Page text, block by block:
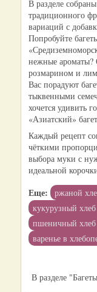
В разделе
традиционного
вариаций с
Попробуйте
нежные ароматы?
розмарином и
Вас порадуют
тыквенными
хочется удивить
«Азиатский»
Каждый рецепт
чёткими
выбора муки с
идеальной
Еще:
ржаной
кукурузный
пшеничный хлеб
варенье в
В разделе